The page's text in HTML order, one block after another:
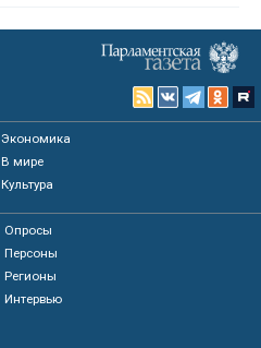
Экономика
В мире
Культура
Опросы
Персоны
Регионы
Интервью